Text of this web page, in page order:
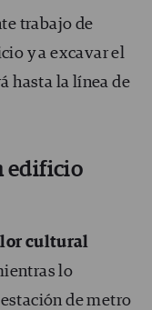
trabajo de
y a excavar el
hasta la línea de
edificio
cultural
lo
de metro